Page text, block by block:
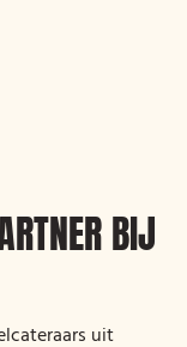
BIJ
uit